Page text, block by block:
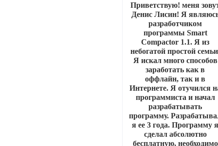
Приветствую! меня
Денис Лисин! Я
разработчиком
программы Smart
Compactor 1.1. Я из
небогатой простой
Я искал много способов
заработать как в
оффлайн, так и в
Интернете. Я отучился
программиста и начал
разрабатывать
программу.
я ее 3 года. Программу
сделал абсолютно
бесплатную, необходимо